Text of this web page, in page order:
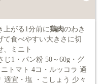
上がる1分前に鶏肉のわき
て食べやすい大きさに切
、ミニト
1・パン粉 50～60g・グ
トマト 4コ・ルッコラ 適
適宜・塩 ・こしょう 少々